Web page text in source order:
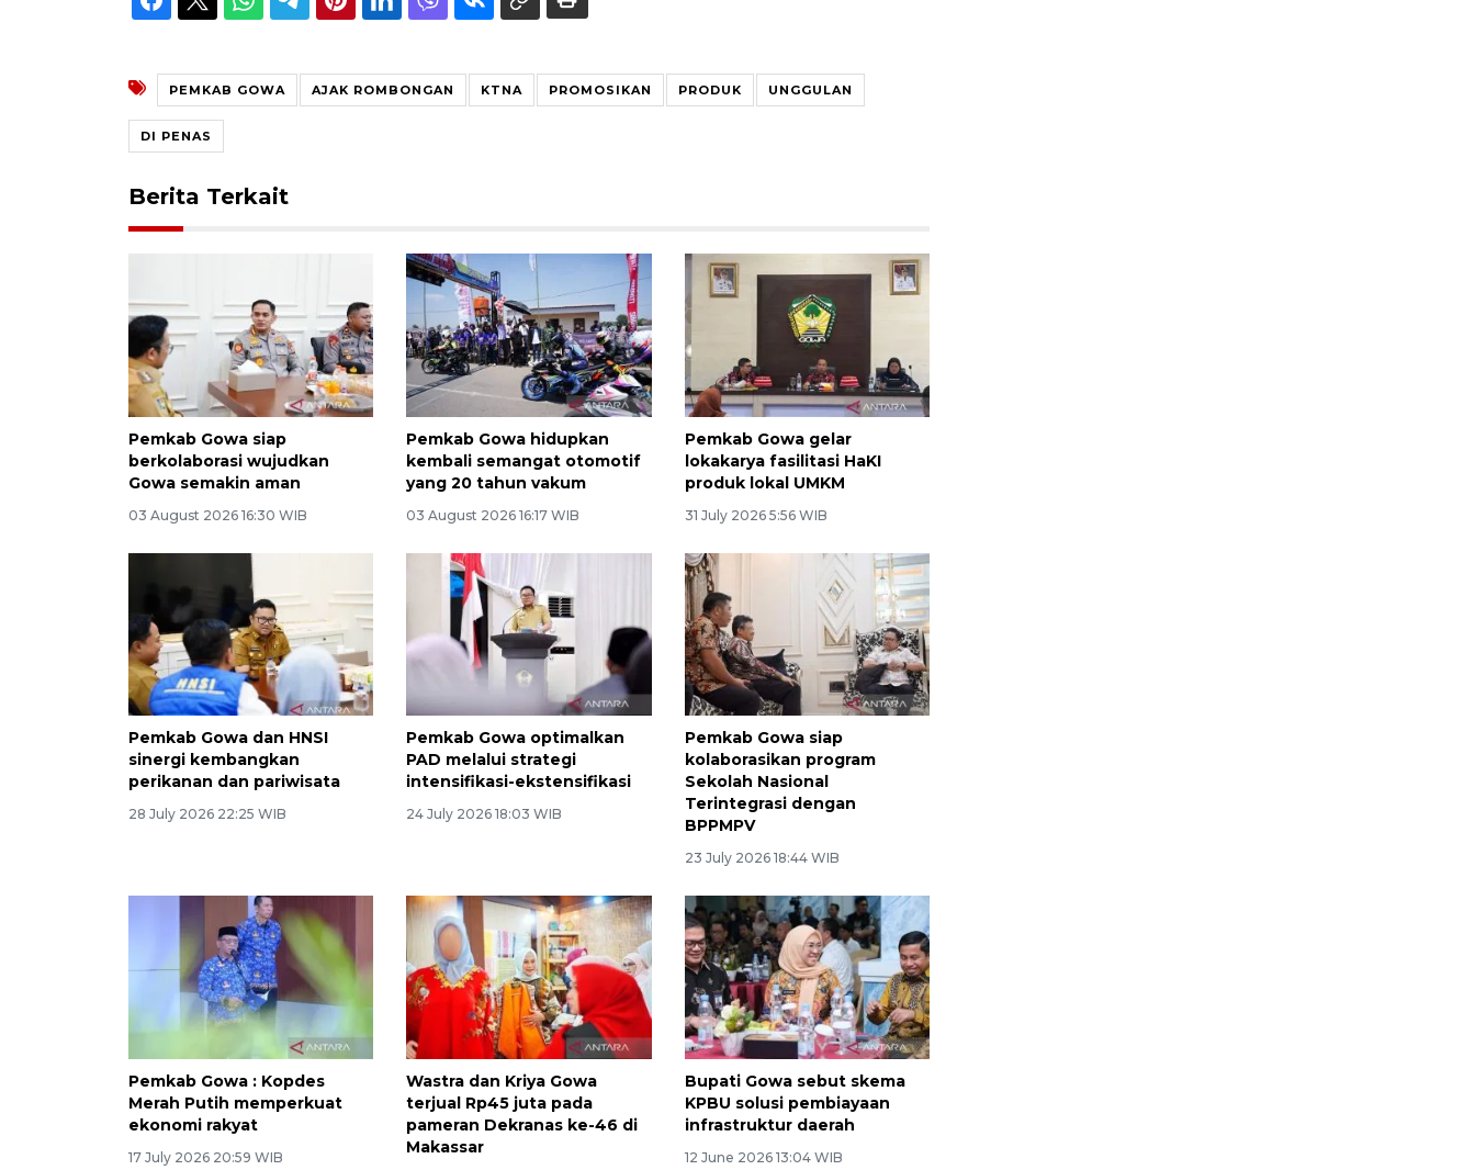
PEMKAB GOWA AJAK ROMBONGAN KTNA PROMOSIKAN PRODUK UNGGULAN
DI PENAS
Berita Terkait
Pemkab Gowa siap
berkolaborasi wujudkan
Gowa semakin aman
03 August 2026 16:30 WIB
Pemkab Gowa hidupkan
kembali semangat otomotif
yang 20 tahun vakum
03 August 2026 16:17 WIB
Pemkab Gowa gelar
lokakarya fasilitasi HaKI
produk lokal UMKM
31 July 2026 5:56 WIB
Pemkab Gowa dan HNSI
sinergi kembangkan
perikanan dan pariwisata
28 July 2026 22:25 WIB
Pemkab Gowa optimalkan
PAD melalui strategi
intensifikasi-ekstensifikasi
24 July 2026 18:03 WIB
Pemkab Gowa siap
kolaborasikan program
Sekolah Nasional
Terintegrasi dengan
BPPMPV
23 July 2026 18:44 WIB
Pemkab Gowa : Kopdes
Merah Putih memperkuat
ekonomi rakyat
17 July 2026 20:59 WIB
Wastra dan Kriya Gowa
terjual Rp45 juta pada
pameran Dekranas ke-46 di
Makassar
Bupati Gowa sebut skema
KPBU solusi pembiayaan
infrastruktur daerah
12 June 2026 13:04 WIB